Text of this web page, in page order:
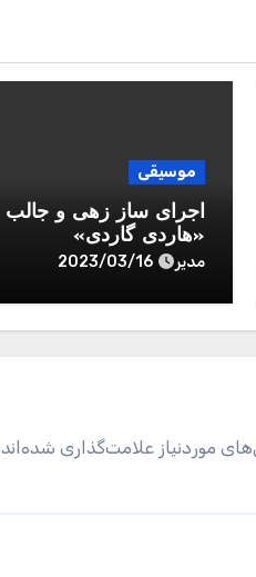
موسیقی
اجرای ساز زهی و جالب
«هاردی گاردی»
مدیر 2023/03/16
موردنیاز علامت‌گذاری شده‌اند